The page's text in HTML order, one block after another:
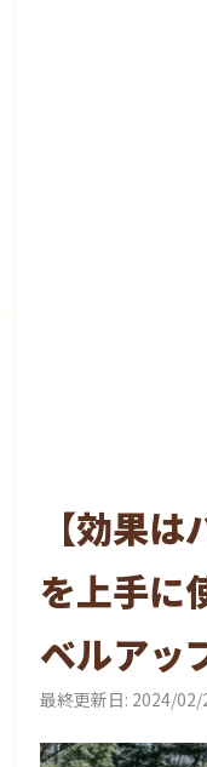
【効果
を上手に
ベルアッ
最終更新日: 2024/02/